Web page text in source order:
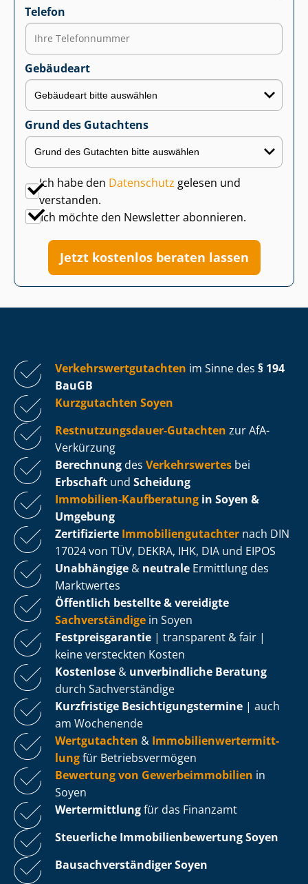
Telefon
Gebäudeart
Grund des Gutachtens
Ich habe den Datenschutz gelesen und
verstanden.
Ich möchte den Newsletter abonnieren.
Jetzt kostenlos beraten lassen
Ver­kehrs­wert­gut­ach­ten im Sinne des § 194
BauGB
Kurzgutachten Soyen
Rest­nut­zungs­dau­er-Gutachten zur AfA-
Verkürzung
Berechnung des Verkehrswertes bei
Erbschaft und Scheidung
Immobilien-Kaufberatung in Soyen &
Umgebung
Zertifizierte Im­mo­bi­li­en­gut­ach­ter nach DIN
17024 von TÜV, DEKRA, IHK, DIA und EIPOS
Unabhängige & neutrale Ermittlung des
Marktwertes
Öffentlich bestellte & vereidigte
Sachverständige in Soyen
Fest­preis­ga­ran­tie | transparent & fair |
keine versteckten Kosten
Kostenlose & unverbindliche Beratung
durch Sachverständige
Kurzfristige Be­sich­ti­gungs­ter­mi­ne | auch
am Wochenende
Wertgutachten & Im­mo­bi­li­en­wert­ermitt­
lungfür Be­triebs­ver­mö­gen
Bewertung von Ge­wer­be­im­mo­bi­li­en in
Soyen
Wertermittlungfür das Finanzamt
Steuerliche Im­mo­bi­li­en­be­wer­tungSoyen
Bau­sach­ver­stän­di­ger Soyen